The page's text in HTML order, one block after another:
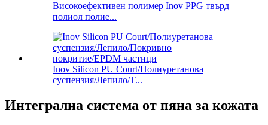
Високоефективен полимер Inov PPG твърд
полиол полие...
Inov Silicon PU Court/Полиуретанова
суспензия/Лепило/T...
Интегрална система от пяна за кожата